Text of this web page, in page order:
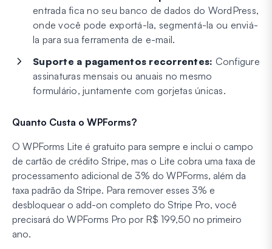
entrada fica no seu banco de dados do WordPress,
onde você pode exportá-la, segmentá-la ou enviá-
la para sua ferramenta de e-mail.
Suporte a pagamentos recorrentes: Configure
assinaturas mensais ou anuais no mesmo
formulário, juntamente com gorjetas únicas.
Quanto Custa o WPForms?
O WPForms Lite é gratuito para sempre e inclui o campo
de cartão de crédito Stripe, mas o Lite cobra uma taxa de
processamento adicional de 3% do WPForms, além da
taxa padrão da Stripe. Para remover esses 3% e
desbloquear o add-on completo do Stripe Pro, você
precisará do WPForms Pro por R$ 199,50 no primeiro
ano.